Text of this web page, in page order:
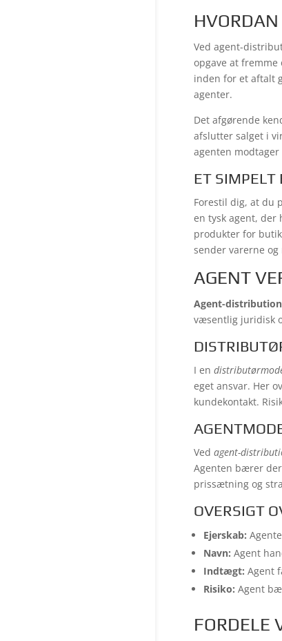
Ved agent-
opgave at
inden for et aftalt
agenter.
Det afgørende
afslutter salget i
agenten
ET SIMPELT
Forestil dig, at du
en tysk agent,
produkter for
sender varerne
AGENT
Agent-distribution
væsentlig juridisk
I en
eget ansvar. Her
kundekontakt.
Ved agent-
Agenten bærer
prissætning og
OVERSIGT
Ejerskab:
Navn: Agent
Indtægt: Agent
Risiko: Agent
FORDELE